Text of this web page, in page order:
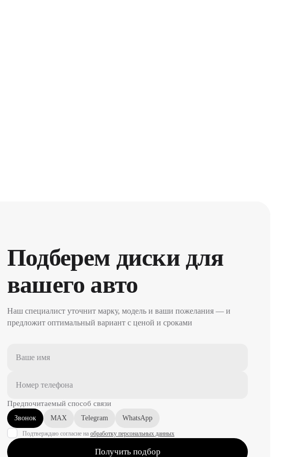
Подберем диски для
вашего авто
Наш специалист уточнит марку, модель и ваши пожелания — и
предложит оптимальный вариант с ценой и сроками
Предпочитаемый способ связи
Звонок MAX Telegram WhatsApp
Подтверждаю согласие на обработку персональных данных
Получить подбор